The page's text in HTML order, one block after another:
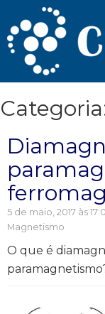
5 de maio, 2017 às
Magnetismo
O que é